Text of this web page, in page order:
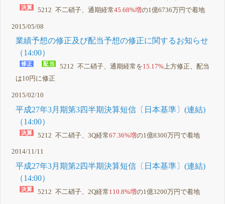
5212 不二硝子、通期経常45.68%増の1億6736万円で着地
2015/05/08
業績予想の修正及び配当予想の修正に関するお知らせ
（14:00）
5212 不二硝子、通期経常を15.17%上方修正、配当
は10円に修正
2015/02/10
平成27年3月期第3四半期決算短信〔日本基準〕(連結)
（14:00）
5212 不二硝子、3Q経常67.36%増の1億8300万円で着地
2014/11/11
平成27年3月期第2四半期決算短信〔日本基準〕(連結)
（14:00）
5212 不二硝子、2Q経常110.8%増の1億3200万円で着地